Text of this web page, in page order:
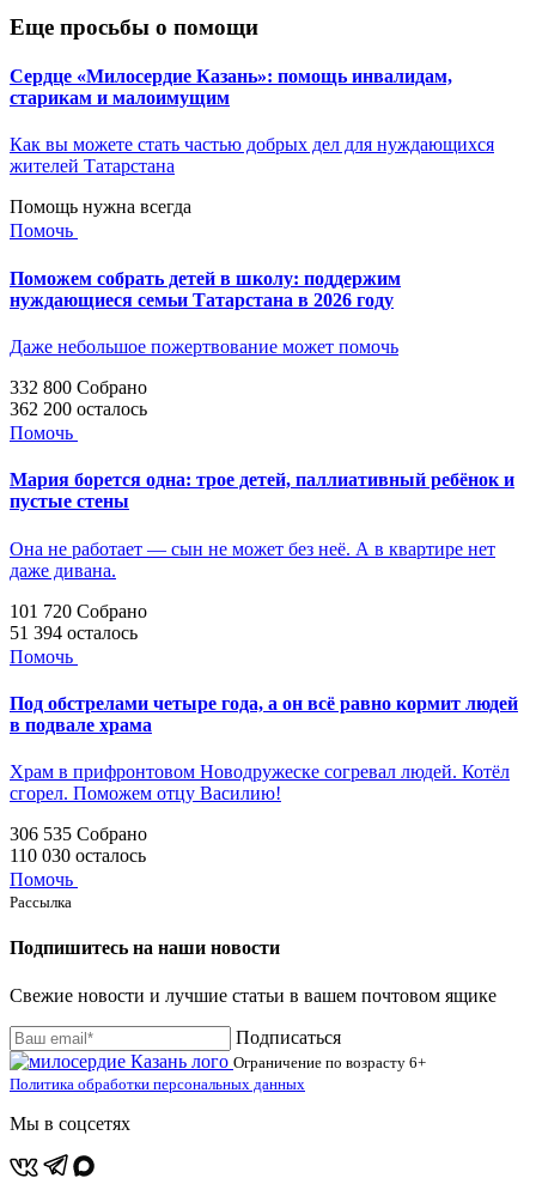
Еще просьбы о помощи
Сердце «Милосердие Казань»: помощь инвалидам,
старикам и малоимущим
Как вы можете стать частью добрых дел для нуждающихся
жителей Татарстана
Помощь нужна всегда
Помочь
Поможем собрать детей в школу: поддержим
нуждающиеся семьи Татарстана в 2026 году
Даже небольшое пожертвование может помочь
332 800 Собрано
362 200 осталось
Помочь
Мария борется одна: трое детей, паллиативный ребёнок и
пустые стены
Она не работает — сын не может без неё. А в квартире нет
даже дивана.
101 720 Собрано
51 394 осталось
Помочь
Под обстрелами четыре года, а он всё равно кормит людей
в подвале храма
Храм в прифронтовом Новодружеске согревал людей. Котёл
сгорел. Поможем отцу Василию!
306 535 Собрано
110 030 осталось
Помочь
Рассылка
Подпишитесь на наши новости
Свежие новости и лучшие статьи в вашем почтовом ящике
Подписаться
Ограничение по возрасту 6+
Политика обработки персональных данных
Мы в соцсетях